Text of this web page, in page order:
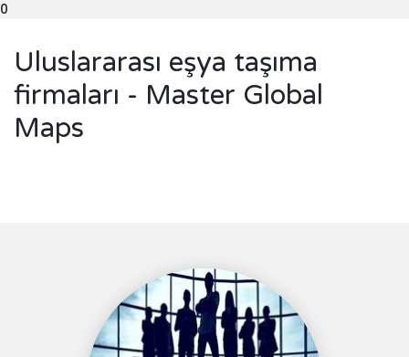
0
Uluslararası eşya taşıma
firmaları - Master Global
Maps